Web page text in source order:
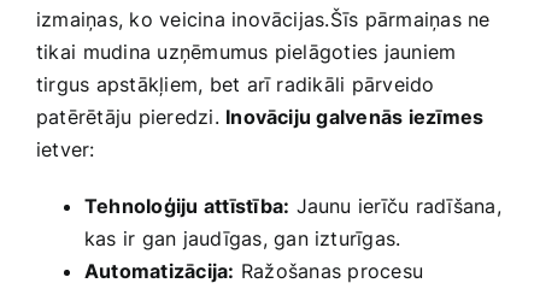
izmaiņas, ko veicina inovācijas.Šīs pārmaiņas ne
tikai ⁢mudina uzņēmumus pielāgoties jauniem⁣
tirgus apstākļiem, bet arī radikāli pārveido
patērētāju pieredzi. Inovāciju galvenās iezīmes
ietver:
Tehnoloģiju‌ attīstība: Jaunu ierīču radīšana,
kas ir gan jaudīgas, ‍gan izturīgas.
Automatizācija: Ražošanas⁢ procesu